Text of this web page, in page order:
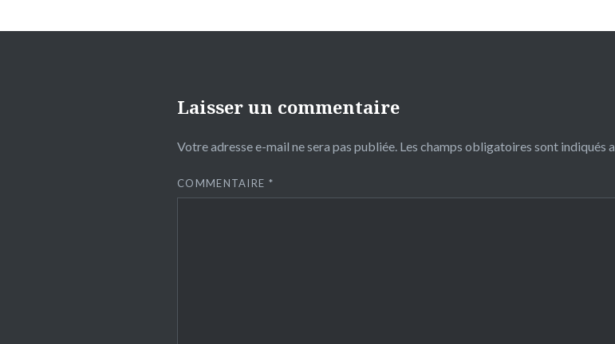
Laisser un commentaire
Votre adresse e-mail ne sera pas publiée. Les champs obligatoires sont indiqués
COMMENTAIRE *